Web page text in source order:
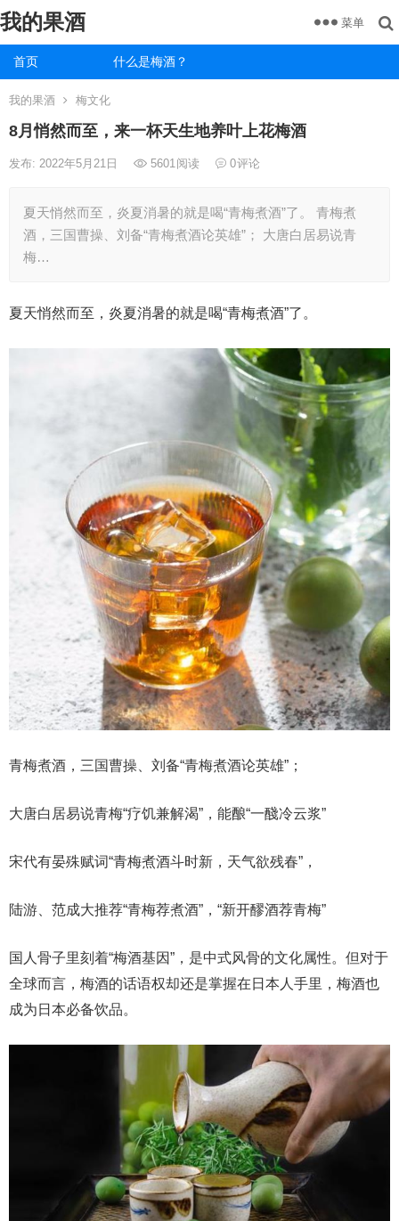
我的果酒
首页 什么是梅酒？
菜单
我的果酒 梅文化
8月悄然而至，来一杯天生地养叶上花梅酒
发布: 2022年5月21日 5601阅读 0评论
夏天悄然而至，炎夏消暑的就是喝“青梅煮酒”了。 青梅煮
酒，三国曹操、刘备“青梅煮酒论英雄”； 大唐白居易说青
梅…
夏天悄然而至，炎夏消暑的就是喝“青梅煮酒”了。
青梅煮酒，三国曹操、刘备“青梅煮酒论英雄”；
大唐白居易说青梅“疗饥兼解渴”，能酿“一醆冷云浆”
宋代有晏殊赋词“青梅煮酒斗时新，天气欲残春”，
陆游、范成大推荐“青梅荐煮酒”，“新开醪酒荐青梅”
国人骨子里刻着“梅酒基因”，是中式风骨的文化属性。但对于
全球而言，梅酒的话语权却还是掌握在日本人手里，梅酒也
成为日本必备饮品。